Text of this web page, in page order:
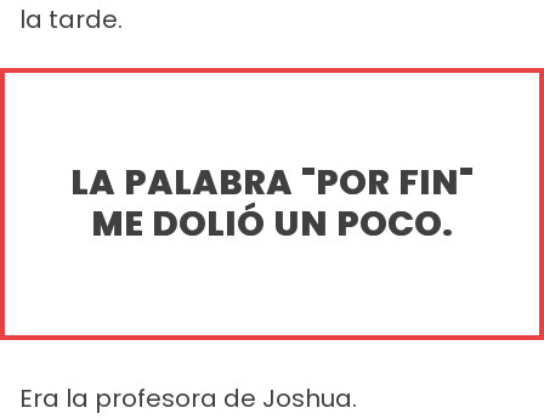
la tarde.
LA PALABRA "POR FIN"
ME DOLIÓ UN POCO.
Era la profesora de Joshua.